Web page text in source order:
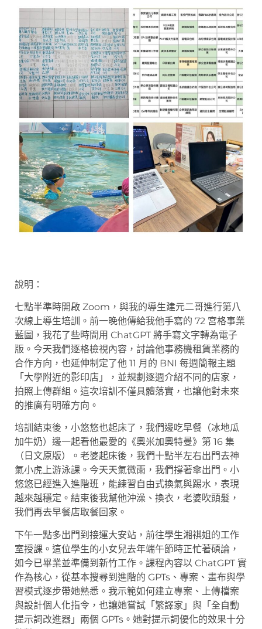
說明：
七點半準時開啟 Zoom，與我的導生建元二哥進行第八
次線上導生培訓。前一晚他傳給我他手寫的 72 宮格事業
藍圖，我花了些時間用 ChatGPT 將手寫文字轉為電子
版。今天我們逐格檢視內容，討論他事務機租賃業務的
合作方向，也延伸制定了他 11 月的 BNI 每週簡報主題
「大學附近的影印店」，並規劃逐週介紹不同的店家，
拍照上傳群組。這次培訓不僅具體落實，也讓他對未來
的推廣有明確方向。
培訓結束後，小悠悠也起床了，我們邊吃早餐（冰地瓜
加牛奶）邊一起看他最愛的《奧米加奧特曼》第 16 集
（日文原版）。老婆起床後，我們十點半左右出門去神
氣小虎上游泳課。今天天氣微雨，我們撐著傘出門。小
悠悠已經進入進階班，能練習自由式換氣與踢水，表現
越來越穩定。結束後我幫他沖澡、換衣，老婆吹頭髮，
我們再去早餐店取餐回家。
下午一點多出門到接運大安站，前往學生湘祺姐的工作
室授課。這位學生的小女兒去年端午節時正忙著碩論，
如今已畢業並準備到新竹工作。課程內容以 ChatGPT 實
作為核心，從基本搜尋到進階的 GPTs、專案、畫布與學
習模式逐步帶她熟悉。我示範如何建立專案、上傳檔案
與設計個人化指令，也讓她嘗試「繁譯家」與「全自動
提示詞改進器」兩個 GPTs。她對提示詞優化的效果十分